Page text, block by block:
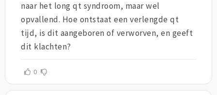
naar het long qt syndroom, maar wel
opvallend. Hoe ontstaat een verlengde qt
tijd, is dit aangeboren of verworven, en geeft
dit klachten?
0